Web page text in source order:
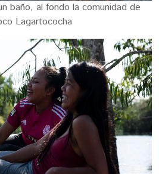
baño, al fondo la comunidad de
Lagartococha